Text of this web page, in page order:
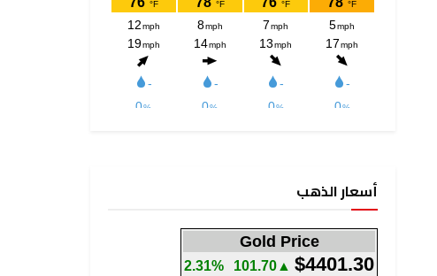
أسعار الذهب
Gold Price
$4401.30
▲101.70
2.31%